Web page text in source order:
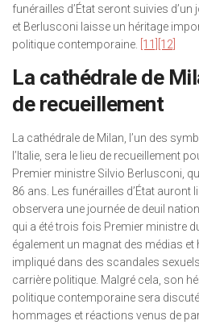
funérailles d’État seront suivies d’un
et Berlusconi laisse un héritage
politique contemporaine.
[11] [12]
La cathédrale de
de recueillement
La cathédrale de Milan, l’un des
l’Italie, sera le lieu de recueillement
Premier ministre Silvio Berlusconi,
86 ans. Les funérailles d’État auront
observera une journée de deuil
qui a été trois fois Premier ministre
également un magnat des médias et
impliqué dans des scandales
carrière politique. Malgré cela, son
politique contemporaine sera
hommages et réactions venus de